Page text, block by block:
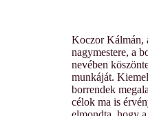
Koczor Kálmán,
nagymestere, a
nevében
munkáját.
borrendek
célok ma is